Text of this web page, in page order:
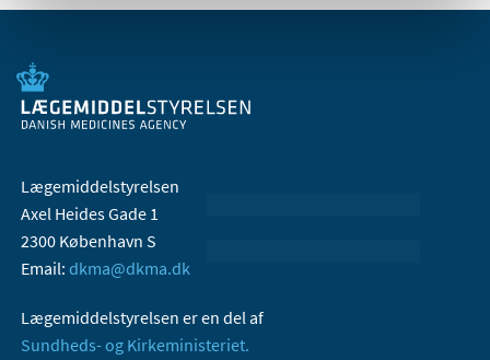
Lægemiddelstyrelsen
Axel Heides Gade 1
2300 København S
Email: dkma@dkma.dk
Lægemiddelstyrelsen er en del af
Sundheds- og Kirkeministeriet.